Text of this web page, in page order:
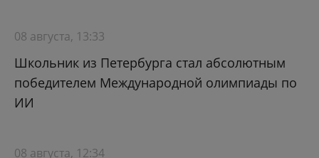
08 августа, 13:33
Школьник из Петербурга стал абсолютным
победителем Международной олимпиады по
ИИ
08 августа, 12:34